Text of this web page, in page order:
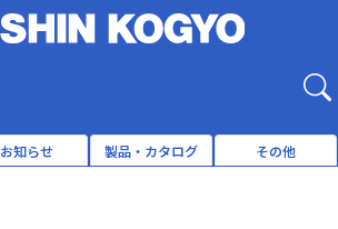
お知らせ 製品・カタログ その他